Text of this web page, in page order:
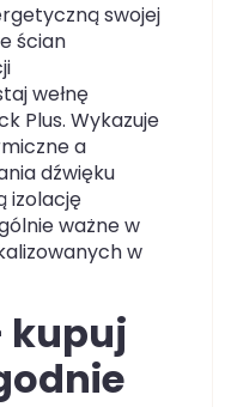
swojej
ścian
wełnę
Plus. Wykazuje
a
dźwięku
izolację
ważne w
w
kupuj